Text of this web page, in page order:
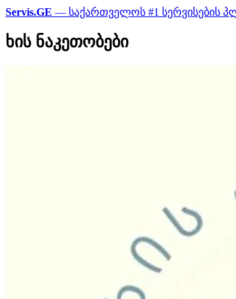
Servis.GE — საქართველოს #1 სერვისების
ხის ნაკეთობები